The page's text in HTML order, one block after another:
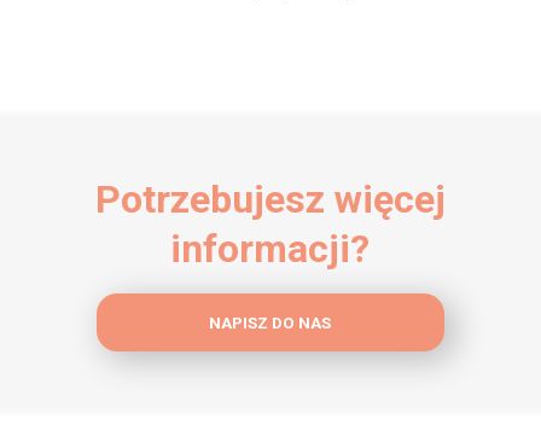
Potrzebujesz więcej
informacji?
NAPISZ DO NAS